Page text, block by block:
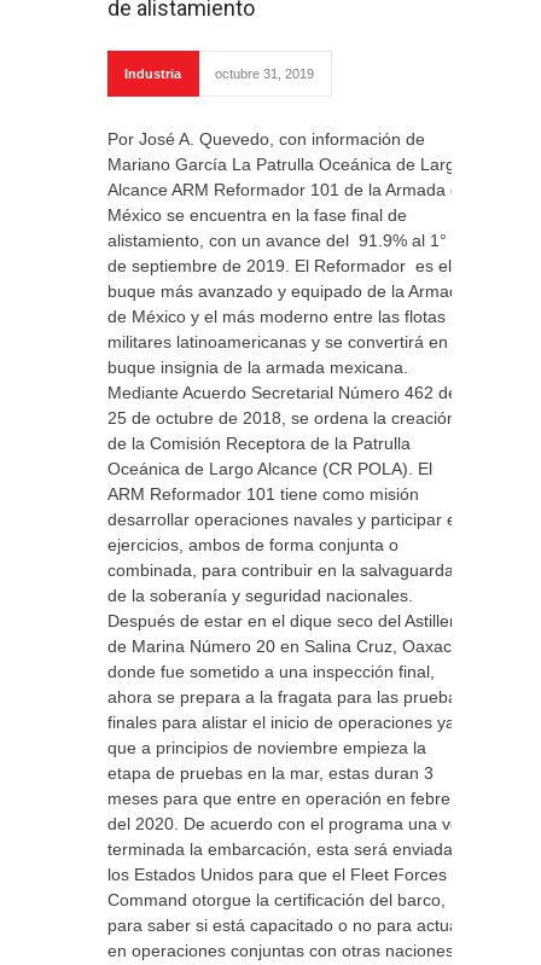
de alistamiento
Industria octubre 31, 2019
Por José A. Quevedo, con información de
Mariano García La Patrulla Oceánica de Largo
Alcance ARM Reformador 101 de la Armada de
México se encuentra en la fase final de
alistamiento, con un avance del 91.9% al 1°
de septiembre de 2019. El Reformador es el
buque más avanzado y equipado de la Armada
de México y el más moderno entre las flotas
militares latinoamericanas y se convertirá en el
buque insignia de la armada mexicana.
Mediante Acuerdo Secretarial Número 462 del
25 de octubre de 2018, se ordena la creación
de la Comisión Receptora de la Patrulla
Oceánica de Largo Alcance (CR POLA). El
ARM Reformador 101 tiene como misión
desarrollar operaciones navales y participar en
ejercicios, ambos de forma conjunta o
combinada, para contribuir en la salvaguarda
de la soberanía y seguridad nacionales.
Después de estar en el dique seco del Astillero
de Marina Número 20 en Salina Cruz, Oaxaca,
donde fue sometido a una inspección final,
ahora se prepara a la fragata para las pruebas
finales para alistar el inicio de operaciones ya
que a principios de noviembre empieza la
etapa de pruebas en la mar, estas duran 3
meses para que entre en operación en febrero
del 2020. De acuerdo con el programa una vez
terminada la embarcación, esta será enviada a
los Estados Unidos para que el Fleet Forces
Command otorgue la certificación del barco,
para saber si está capacitado o no para actuar
en operaciones conjuntas con otras naciones.